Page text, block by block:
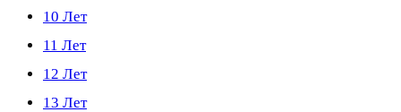
10 Лет
11 Лет
12 Лет
13 Лет